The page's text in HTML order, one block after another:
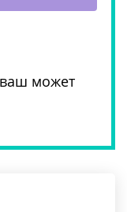
может